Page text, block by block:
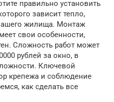
правильно установить
зависит тепло,
жилища. Монтаж
свои особенности,
Сложность работ может
рублей за окно, в
Ключевой
крепежа и соблюдение
как сделать все